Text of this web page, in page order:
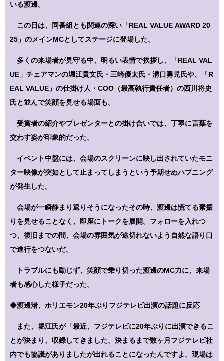
いる渡邊。
この日は、同番組とも関連の深い「REAL VALUE AWARD 20
25」のメインMCとしてステージに登場した。
多くの来場者が見守る中、明るい表情で挨拶し、「REAL VAL
UE」チェアマンの堀江貴文氏・三崎優太氏・溝口勇児氏や、「R
EAL VALUE」の仕掛け人・COO（最高執行責任者）の西川将史
氏と並んで笑顔を見せる場面も。
受賞者の紹介やプレゼンターとの掛け合いでは、丁寧に言葉を
交わす姿が印象的だった。
イベント中盤には、会場のスクリーンに映し出されていたモニ
ター映像が突如として止まってしまうという予期せぬハプニング
が発生した。
会場が一瞬静まり返りそうになったその時、渡邊は慌てる素振
りを見せることなく、即座にトークを展開。フォローを入れつ
つ、復旧までの間、会場の雰囲気が途切れないよう自然な語り口
で進行をつないだ。
トラブルにも動じず、笑顔で乗り切った渡邊のMC力に、来場
者も感心した様子だった。
◆渡邊渚、ホリエモン20年ぶりフジテレビ出演の話題に反応
また、堀江氏が「最近、フジテレビに20年ぶりに出演できるこ
とが決まり、収録してきました。決まるまで数ヶ月フジテレビ社
内でも協議がありましたが出れることになったんですよ。現場は